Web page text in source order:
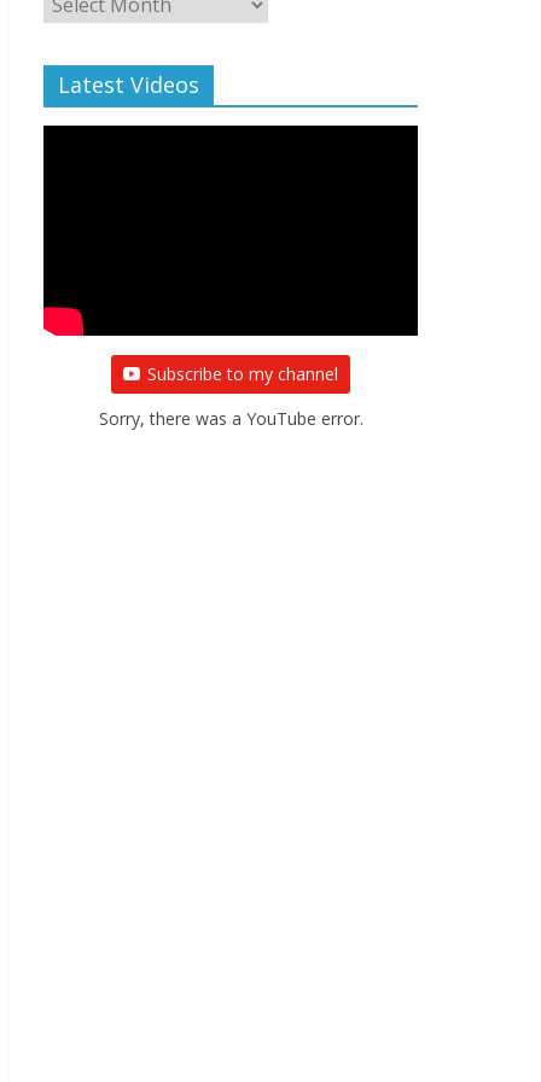
Archive
Latest Videos
Subscribe to my channel
Sorry, there was a YouTube error.